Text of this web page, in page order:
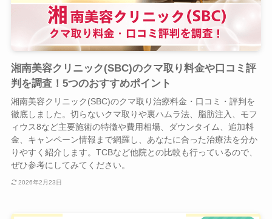
湘南美容クリニック(SBC)のクマ取り料金や口コミ評
判を調査！5つのおすすめポイント
湘南美容クリニック(SBC)のクマ取り治療料金・口コミ・評判を
徹底しました。切らないクマ取りや裏ハムラ法、脂肪注入、モフ
ィウス8など主要施術の特徴や費用相場、ダウンタイム、追加料
金、キャンペーン情報まで網羅し、あなたに合った治療法を分か
りやすく紹介します。TCBなど他院との比較も行っているので、
ぜひ参考にしてみてください。
2026年2月23日